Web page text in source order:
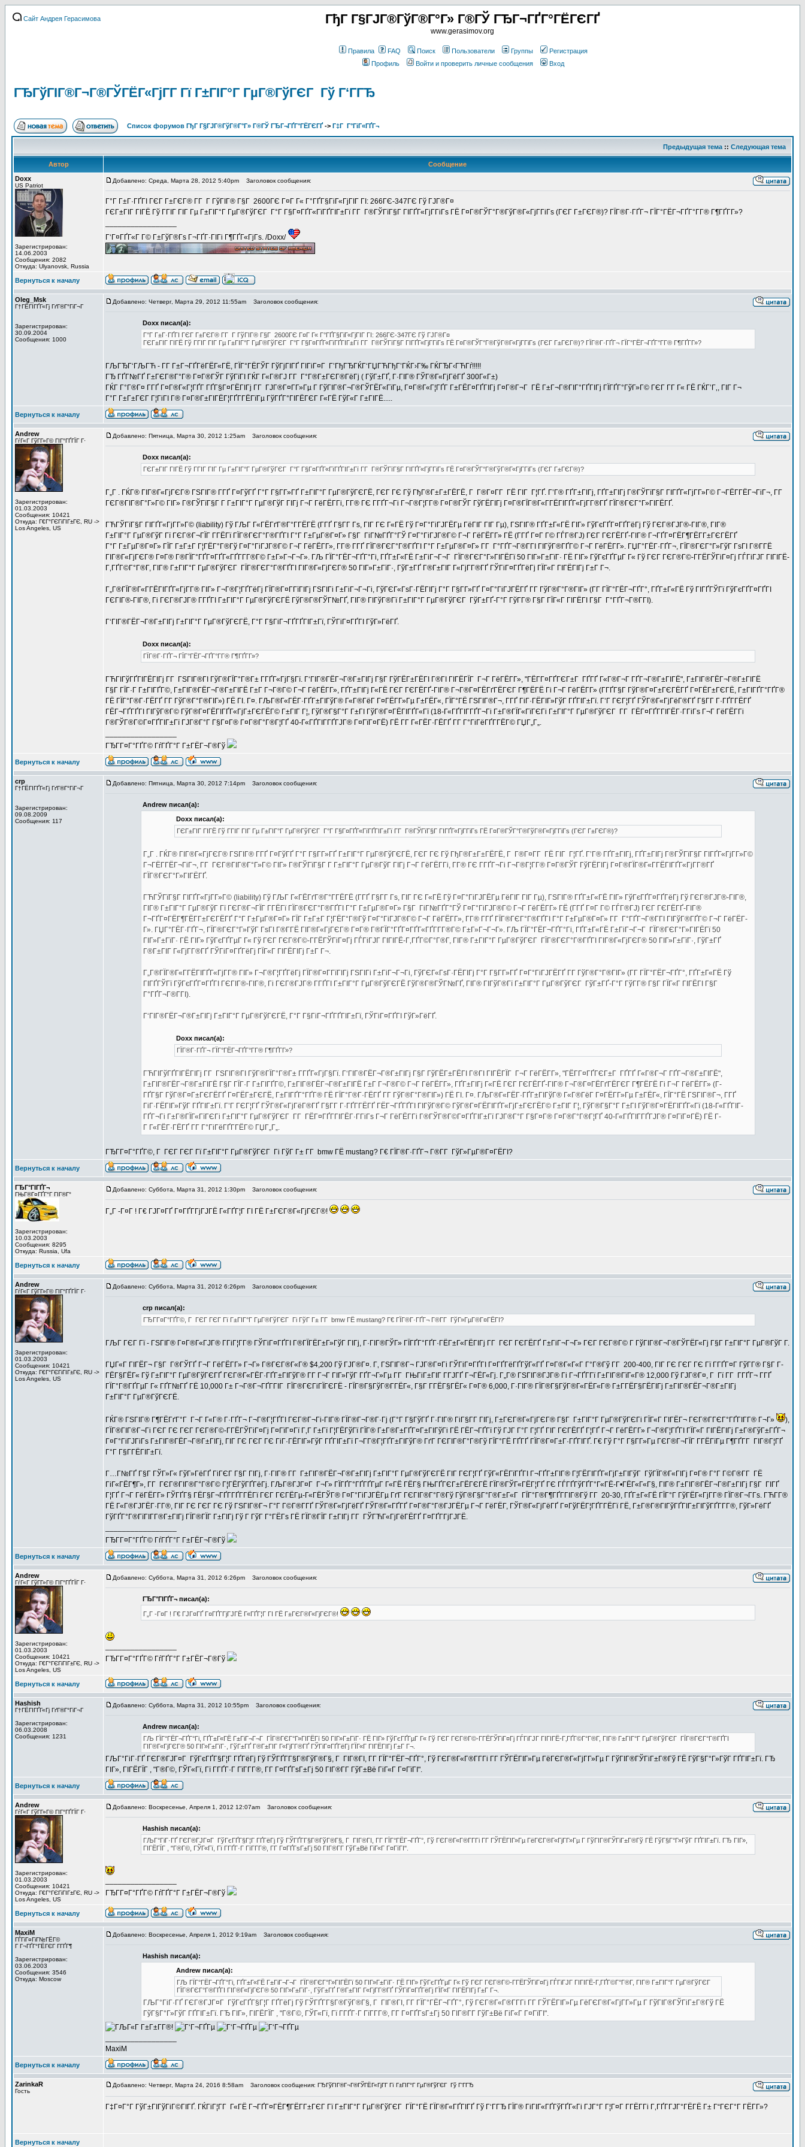
Сайт Андрея Герасимова ГђГ Г§ГЈГ®ГўГ®Г°Г» Г®ГЎ ГЂГ¬ГҐГ°ГЁГЄГҐ
www.gerasimov.org
Правила FAQ Поиск Пользователи Группы
Регистрация
Профиль
Войти и проверить личные сообщения Вход
ГЂГўГІГ®Г¬Г®ГЎГЁГ«ГјГ­Г Гї Г±ГІГ°Г ГµГ®ГўГЄГ Гў Г‘ГГЂ
Список форумов ГђГ Г§ГЈГ®ГўГ®Г°Г» Г®ГЎ ГЂГ¬ГҐГ°ГЁГЄГҐ-> Г‡Г Г°ГіГ«ГҐГ¬
Предыдущая тема :: Следующая тема
Автор
Сообщение
Doxx
US Patriot
Зарегистрирован:
14.06.2003
Сообщения: 2082
Откуда: Ulyanovsk, Russia
Добавлено: Среда, Марта 28, 2012 5:40pm Заголовок сообщения:
Г°Г Г±Г·ГҐГІ ГЄГ Г±ГЄГ® Г­Г Г ГўГІГ® Г§Г 2600ГЄ Г¤Г Г« Г°ГҐГ§ГіГ«ГјГІГ ГІ: 266ГЄ-347ГЄ Гў ГЈГ®Г¤
ГЄГ±ГІГ ГІГЁ Гў ГГІГ ГІГ Гµ Г±ГІГ°Г ГµГ®ГўГЄГ Г°Г Г§Г¤ГҐГ«ГїГҐГІГ±Гї Г­Г Г®ГЎГїГ§Г ГІГҐГ«ГјГ­ГіГѕ ГЁ Г¤Г®ГЎГ°Г®ГўГ®Г«ГјГ­ГіГѕ (ГЄГ Г±ГЄГ®)? ГЇГ®Г·ГҐГ¬ ГЇГ°ГЁГ¬ГҐГ°Г­Г® Г¶ГҐГ­Г»?
Г‘Г¤ГҐГ«Г Г© Г±ГўГ®Гѕ Г¬ГҐГ·ГІГі Г¶ГҐГ«ГјГѕ. /Doxx/
Вернуться к началу
Oleg_Msk
Г†ГЁГІГҐГ«Гј ГґГ®Г°ГіГ¬Г
Зарегистрирован:
30.09.2004
Сообщения: 1000
Добавлено: Четверг, Марта 29, 2012 11:55am Заголовок сообщения:
Doxx писал(а):
Г°Г Г±Г·ГҐГІ ГЄГ Г±ГЄГ® Г­Г Г ГўГІГ® Г§Г 2600ГЄ Г¤Г Г« Г°ГҐГ§ГіГ«ГјГІГ ГІ: 266ГЄ-347ГЄ Гў ГЈГ®Г¤
ГЄГ±ГІГ ГІГЁ Гў ГГІГ ГІГ Гµ Г±ГІГ°Г ГµГ®ГўГЄГ Г°Г Г§Г¤ГҐГ«ГїГҐГІГ±Гї Г­Г Г®ГЎГїГ§Г ГІГҐГ«ГјГ­ГіГѕ ГЁ Г¤Г®ГЎГ°Г®ГўГ®Г«ГјГ­ГіГѕ (ГЄГ Г±ГЄГ®)? ГЇГ®Г·ГҐГ¬ ГЇГ°ГЁГ¬ГҐГ°Г­Г® Г¶ГҐГ­Г»?
ГЉГЂГ‘ГЉГЋ - Г­Г Г±Г¬ГҐГёГЁГ«ГЁ, ГЇГ°ГЁГЎГ ГўГјГІГҐ ГІГіГ¤Г Г’ГђГЂГЌГ‘ГЏГЋГђГ’ГЌГ›Г‰ ГЌГЂГ‹ГЋГѓ!!!!!
ГЂ ГҐГ№ГҐ Г±ГЄГ®Г°Г® Г¤Г®ГЎГ ГўГїГІ ГЌГ Г«Г®ГЈ Г­Г Г°Г®Г±ГЄГ®ГёГј ( ГўГ±ГҐ, Г·ГІГ® ГЎГ®Г«ГјГёГҐ 300Г«Г±)
ГЌГ Г°Г®Г¤ Г­ГҐ Г¤Г®Г«Г¦ГҐГ­ ГҐГ§Г¤ГЁГІГј Г­Г ГЈГ®Г¤Г­Г»Гµ Г ГўГІГ®Г¬Г®ГЎГЁГ«ГїГµ, Г¤Г®Г«Г¦ГҐГ­ Г±ГЁГ¤ГҐГІГј Г¤Г®Г¬Г ГЁ Г±Г¬Г®ГІГ°ГҐГІГј ГЇГҐГ°ГўГ»Г© ГЄГ Г­Г Г« ГЁ ГЌГ’Г‚, ГІГ Г¬
Г°Г Г±Г±ГЄГ Г¦ГіГІ Г® Г¤Г®Г±ГІГЁГ¦ГҐГ­ГЁГїГµ ГўГҐГ°ГІГЁГЄГ Г«ГЁ ГўГ«Г Г±ГІГЁ.....
Вернуться к началу
Andrew
ГѓГ«Г ГўГ­Г»Г© ГІГ°ГҐГЇГ Г·
Зарегистрирован:
01.03.2003
Сообщения: 10421
Откуда: Г€Г°ГЄГіГІГ±ГЄ, RU ->
Los Angeles, US
Добавлено: Пятница, Марта 30, 2012 1:25am Заголовок сообщения:
Doxx писал(а):
ГЄГ±ГІГ ГІГЁ Гў ГГІГ ГІГ Гµ Г±ГІГ°Г ГµГ®ГўГЄГ Г°Г Г§Г¤ГҐГ«ГїГҐГІГ±Гї Г­Г Г®ГЎГїГ§Г ГІГҐГ«ГјГ­ГіГѕ ГЁ Г¤Г®ГЎГ°Г®ГўГ®Г«ГјГ­ГіГѕ (ГЄГ Г±ГЄГ®)?
Г„Г . ГЌГ® ГІГ®Г«ГјГЄГ® ГЅГІГ® Г­ГҐ Г¤ГўГҐ Г°Г Г§Г­Г»ГҐ Г±ГІГ°Г ГµГ®ГўГЄГЁ, ГЄГ ГЄ Гў ГђГ®Г±Г±ГЁГЁ, Г Г®Г¤Г­Г ГЁ ГІГ Г¦ГҐ. Г’Г® ГҐГ±ГІГј, ГҐГ±ГІГј Г®ГЎГїГ§Г ГІГҐГ«ГјГ­Г»Г© Г¬ГЁГ­ГЁГ¬ГіГ¬, Г­Г
ГЄГ®ГІГ®Г°Г»Г© ГІГ» Г®ГЎГїГ§Г Г­ Г±ГІГ°Г ГµГ®ГўГ ГІГј Г¬Г ГёГЁГ­Гі, Г­Г® ГЄ Г­ГҐГ¬Гі Г¬Г®Г¦Г­Г® Г¤Г®ГЎГ ГўГЁГІГј Г¤Г®ГЇГ®Г«Г­ГЁГІГҐГ«ГјГ­Г®ГҐ ГЇГ®ГЄГ°Г»ГІГЁГҐ.
ГЋГЎГїГ§Г ГІГҐГ«ГјГ­Г»Г© (liability) Гў ГЉГ Г«ГЁГґГ®Г°Г­ГЁГЁ (Г­ГҐ Г§Г­Г Гѕ, ГІГ ГЄ Г«ГЁ Гў Г¤Г°ГіГЈГЁГµ ГёГІГ ГІГ Гµ), ГЅГІГ® ГҐГ±Г«ГЁ ГІГ» ГўГєГҐГ¤ГҐГёГј Гў ГЄГ®ГЈГ®-ГІГ®, ГІГ®
Г±ГІГ°Г ГµГ®ГўГ Гї ГЄГ®Г¬ГЇГ Г­ГЁГї ГЇГ®ГЄГ°Г®ГҐГІ Г°Г Г±ГµГ®Г¤Г» Г§Г ГіГ№ГҐГ°ГЎ Г¤Г°ГіГЈГ®Г© Г¬Г ГёГЁГ­Г» ГЁ (Г­ГҐ Г¤Г Г© ГЃГ®ГЈ) ГЄГ ГЄГЁГҐ-ГІГ® Г¬ГҐГ¤ГЁГ¶ГЁГ­Г±ГЄГЁГҐ
Г°Г Г±ГµГ®Г¤Г» ГЇГ Г±Г±Г Г¦ГЁГ°Г®Гў Г¤Г°ГіГЈГ®Г© Г¬Г ГёГЁГ­Г», Г­Г® Г­ГҐ ГЇГ®ГЄГ°Г®ГҐГІ Г°Г Г±ГµГ®Г¤Г» Г­Г Г°ГҐГ¬Г®Г­ГІ ГІГўГ®ГҐГ© Г¬Г ГёГЁГ­Г». ГЏГ°ГЁГ·ГҐГ¬, ГЇГ®ГЄГ°Г»ГўГ ГѕГІ Г®Г­ГЁ
ГІГ®Г«ГјГЄГ® Г¤Г® Г®ГЇГ°ГҐГ¤ГҐГ«ГҐГ­Г­Г®Г© Г±Г»Г¬Г¬Г». ГЉ ГЇГ°ГЁГ¬ГҐГ°Гі, ГҐГ±Г«ГЁ Г±ГіГ¬Г¬Г ГЇГ®ГЄГ°Г»ГІГЁГї 50 ГІГ»Г±ГїГ· ГЁ ГІГ» ГўГєГҐГµГ Г« Гў ГЄГ ГЄГ®Г©-Г­ГЁГЎГіГ¤Гј ГЃГіГЈГ ГІГІГЁ-
Г‚ГҐГ©Г°Г®Г­, ГІГ® Г±ГІГ°Г ГµГ®ГўГЄГ ГЇГ®ГЄГ°Г®ГҐГІ ГІГ®Г«ГјГЄГ® 50 ГІГ»Г±ГїГ·, ГўГ±ГҐ Г®Г±ГІГ Г«ГјГ­Г®ГҐ ГЎГіГ¤ГҐГёГј ГЇГ«Г ГІГЁГІГј Г±Г Г¬.
Г„Г®ГЇГ®Г«Г­ГЁГІГҐГ«ГјГ­Г® ГІГ» Г¬Г®Г¦ГҐГёГј ГЇГ®Г¤Г­ГїГІГј ГЅГІГі Г±ГіГ¬Г¬Гі, ГўГЄГ«ГѕГ·ГЁГІГј Г°Г Г§Г­Г»ГҐ Г¤Г°ГіГЈГЁГҐ Г­Г ГўГ®Г°Г®ГІГ» (Г­Г ГЇГ°ГЁГ¬ГҐГ°, ГҐГ±Г«ГЁ Гў ГІГҐГЎГї ГўГєГҐГ¤ГҐГІ
ГЄГІГ®-ГІГ®, Гі ГЄГ®ГЈГ® Г­ГҐГІ Г±ГІГ°Г ГµГ®ГўГЄГЁ ГўГ®Г®ГЎГ№ГҐ, ГІГ® ГІГўГ®Гї Г±ГІГ°Г ГµГ®ГўГЄГ ГўГ±ГҐ-Г°Г ГўГ­Г® Г§Г ГЇГ«Г ГІГЁГІ Г§Г Г°ГҐГ¬Г®Г­ГІ).
Г‘ГІГ®ГЁГ¬Г®Г±ГІГј Г±ГІГ°Г ГµГ®ГўГЄГЁ, Г°Г Г§ГіГ¬ГҐГҐГІГ±Гї, ГЎГіГ¤ГҐГІ ГўГ»ГёГҐ.
Doxx писал(а):
ГЇГ®Г·ГҐГ¬ ГЇГ°ГЁГ¬ГҐГ°Г­Г® Г¶ГҐГ­Г»?
ГЋГІГўГҐГІГЁГІГј Г­Г ГЅГІГ®ГІ ГўГ®ГЇГ°Г®Г± Г­ГҐГ«ГјГ§Гї. Г‘ГІГ®ГЁГ¬Г®Г±ГІГј Г§Г ГўГЁГ±ГЁГІ Г®ГІ ГІГЁГЇГ Г¬Г ГёГЁГ­Г», "ГЁГ­Г¤ГҐГЄГ±Г ГҐГҐ Г«Г®Г¬Г ГҐГ¬Г®Г±ГІГЁ", Г±ГІГ®ГЁГ¬Г®Г±ГІГЁ
Г§Г ГЇГ·Г Г±ГІГҐГ©, Г±ГІГ®ГЁГ¬Г®Г±ГІГЁ Г±Г Г¬Г®Г© Г¬Г ГёГЁГ­Г», ГҐГ±ГІГј Г«ГЁ ГЄГ ГЄГЁГҐ-ГІГ® Г¬Г®Г¤ГЁГґГЁГЄГ Г¶ГЁГЁ Гі Г¬Г ГёГЁГ­Г» (Г­ГҐГ§Г ГўГ®Г¤Г±ГЄГЁГҐ Г¤ГЁГ±ГЄГЁ, Г±ГІГҐГ°ГҐГ®
ГЁ ГЇГ°Г®Г·ГЁГҐ Г­Г ГўГ®Г°Г®ГІГ») ГЁ ГІ. Г¤. ГЉГ®Г«ГЁГ·ГҐГ±ГІГўГ® Г«Г®ГёГ Г¤ГЁГ­Г»Гµ Г±ГЁГ«, ГЇГ°ГЁ ГЅГІГ®Г¬, Г­ГҐ ГіГ·ГЁГІГ»ГўГ ГҐГІГ±Гї. Г’Г ГЄГ¦ГҐ ГЎГ®Г«ГјГёГ®ГҐ Г§Г­Г Г·ГҐГ­ГЁГҐ
ГЁГ¬ГҐГҐГІ ГІГўГ®Г© ГўГ®Г¤ГЁГІГҐГ«ГјГ±ГЄГЁГ© Г±ГІГ Г¦, ГўГ®Г§Г°Г Г±ГІ ГўГ®Г¤ГЁГІГҐГ«Гї (18-Г«ГҐГІГ­ГҐГ¬Гі Г±Г®ГЇГ«ГїГЄГі Г±ГІГ°Г ГµГ®ГўГЄГ Г­Г ГЁГ¤ГҐГ­ГІГЁГ·Г­ГіГѕ Г¬Г ГёГЁГ­Гі
Г®ГЎГ®Г©Г¤ГҐГІГ±Гї ГЈГ®Г°Г Г§Г¤Г® Г¤Г®Г°Г®Г¦ГҐ 40-Г«ГҐГІГ­ГҐГЈГ® Г¤ГїГ¤ГЁ) ГЁ Г­Г Г«ГЁГ·ГЁГҐ Г­Г Г°ГіГёГҐГ­ГЁГ© ГЏГ„Г„.
ГЂГ­Г¤Г°ГҐГ© ГѓГҐГ°Г Г±ГЁГ¬Г®Гў
Вернуться к началу
crp
Г†ГЁГІГҐГ«Гј ГґГ®Г°ГіГ¬Г
Зарегистрирован:
09.08.2009
Сообщения: 117
Добавлено: Пятница, Марта 30, 2012 7:14pm Заголовок сообщения:
Andrew писал(а):
Doxx писал(а):
ГЄГ±ГІГ ГІГЁ Гў ГГІГ ГІГ Гµ Г±ГІГ°Г ГµГ®ГўГЄГ Г°Г Г§Г¤ГҐГ«ГїГҐГІГ±Гї Г­Г Г®ГЎГїГ§Г ГІГҐГ«ГјГ­ГіГѕ ГЁ Г¤Г®ГЎГ°Г®ГўГ®Г«ГјГ­ГіГѕ (ГЄГ Г±ГЄГ®)?
Г„Г . ГЌГ® ГІГ®Г«ГјГЄГ® ГЅГІГ® Г­ГҐ Г¤ГўГҐ Г°Г Г§Г­Г»ГҐ Г±ГІГ°Г ГµГ®ГўГЄГЁ, ГЄГ ГЄ Гў ГђГ®Г±Г±ГЁГЁ, Г Г®Г¤Г­Г ГЁ ГІГ Г¦ГҐ. Г’Г® ГҐГ±ГІГј, ГҐГ±ГІГј Г®ГЎГїГ§Г ГІГҐГ«ГјГ­Г»Г©
Г¬ГЁГ­ГЁГ¬ГіГ¬, Г­Г ГЄГ®ГІГ®Г°Г»Г© ГІГ» Г®ГЎГїГ§Г Г­ Г±ГІГ°Г ГµГ®ГўГ ГІГј Г¬Г ГёГЁГ­Гі, Г­Г® ГЄ Г­ГҐГ¬Гі Г¬Г®Г¦Г­Г® Г¤Г®ГЎГ ГўГЁГІГј Г¤Г®ГЇГ®Г«Г­ГЁГІГҐГ«ГјГ­Г®ГҐ
ГЇГ®ГЄГ°Г»ГІГЁГҐ.
ГЋГЎГїГ§Г ГІГҐГ«ГјГ­Г»Г© (liability) Гў ГЉГ Г«ГЁГґГ®Г°Г­ГЁГЁ (Г­ГҐ Г§Г­Г Гѕ, ГІГ ГЄ Г«ГЁ Гў Г¤Г°ГіГЈГЁГµ ГёГІГ ГІГ Гµ), ГЅГІГ® ГҐГ±Г«ГЁ ГІГ» ГўГєГҐГ¤ГҐГёГј Гў ГЄГ®ГЈГ®-ГІГ®,
ГІГ® Г±ГІГ°Г ГµГ®ГўГ Гї ГЄГ®Г¬ГЇГ Г­ГЁГї ГЇГ®ГЄГ°Г®ГҐГІ Г°Г Г±ГµГ®Г¤Г» Г§Г ГіГ№ГҐГ°ГЎ Г¤Г°ГіГЈГ®Г© Г¬Г ГёГЁГ­Г» ГЁ (Г­ГҐ Г¤Г Г© ГЃГ®ГЈ) ГЄГ ГЄГЁГҐ-ГІГ®
Г¬ГҐГ¤ГЁГ¶ГЁГ­Г±ГЄГЁГҐ Г°Г Г±ГµГ®Г¤Г» ГЇГ Г±Г±Г Г¦ГЁГ°Г®Гў Г¤Г°ГіГЈГ®Г© Г¬Г ГёГЁГ­Г», Г­Г® Г­ГҐ ГЇГ®ГЄГ°Г®ГҐГІ Г°Г Г±ГµГ®Г¤Г» Г­Г Г°ГҐГ¬Г®Г­ГІ ГІГўГ®ГҐГ© Г¬Г ГёГЁГ­
Г». ГЏГ°ГЁГ·ГҐГ¬, ГЇГ®ГЄГ°Г»ГўГ ГѕГІ Г®Г­ГЁ ГІГ®Г«ГјГЄГ® Г¤Г® Г®ГЇГ°ГҐГ¤ГҐГ«ГҐГ­Г­Г®Г© Г±Г»Г¬Г¬Г». ГЉ ГЇГ°ГЁГ¬ГҐГ°Гі, ГҐГ±Г«ГЁ Г±ГіГ¬Г¬Г ГЇГ®ГЄГ°Г»ГІГЁГї 50
ГІГ»Г±ГїГ· ГЁ ГІГ» ГўГєГҐГµГ Г« Гў ГЄГ ГЄГ®Г©-Г­ГЁГЎГіГ¤Гј ГЃГіГЈГ ГІГІГЁ-Г‚ГҐГ©Г°Г®Г­, ГІГ® Г±ГІГ°Г ГµГ®ГўГЄГ ГЇГ®ГЄГ°Г®ГҐГІ ГІГ®Г«ГјГЄГ® 50 ГІГ»Г±ГїГ·, ГўГ±ГҐ
Г®Г±ГІГ Г«ГјГ­Г®ГҐ ГЎГіГ¤ГҐГёГј ГЇГ«Г ГІГЁГІГј Г±Г Г¬.
Г„Г®ГЇГ®Г«Г­ГЁГІГҐГ«ГјГ­Г® ГІГ» Г¬Г®Г¦ГҐГёГј ГЇГ®Г¤Г­ГїГІГј ГЅГІГі Г±ГіГ¬Г¬Гі, ГўГЄГ«ГѕГ·ГЁГІГј Г°Г Г§Г­Г»ГҐ Г¤Г°ГіГЈГЁГҐ Г­Г ГўГ®Г°Г®ГІГ» (Г­Г ГЇГ°ГЁГ¬ГҐГ°, ГҐГ±Г«ГЁ Гў
ГІГҐГЎГї ГўГєГҐГ¤ГҐГІ ГЄГІГ®-ГІГ®, Гі ГЄГ®ГЈГ® Г­ГҐГІ Г±ГІГ°Г ГµГ®ГўГЄГЁ ГўГ®Г®ГЎГ№ГҐ, ГІГ® ГІГўГ®Гї Г±ГІГ°Г ГµГ®ГўГЄГ ГўГ±ГҐ-Г°Г ГўГ­Г® Г§Г ГЇГ«Г ГІГЁГІ Г§Г
Г°ГҐГ¬Г®Г­ГІ).
Г‘ГІГ®ГЁГ¬Г®Г±ГІГј Г±ГІГ°Г ГµГ®ГўГЄГЁ, Г°Г Г§ГіГ¬ГҐГҐГІГ±Гї, ГЎГіГ¤ГҐГІ ГўГ»ГёГҐ.
Doxx писал(а):
ГЇГ®Г·ГҐГ¬ ГЇГ°ГЁГ¬ГҐГ°Г­Г® Г¶ГҐГ­Г»?
ГЋГІГўГҐГІГЁГІГј Г­Г ГЅГІГ®ГІ ГўГ®ГЇГ°Г®Г± Г­ГҐГ«ГјГ§Гї. Г‘ГІГ®ГЁГ¬Г®Г±ГІГј Г§Г ГўГЁГ±ГЁГІ Г®ГІ ГІГЁГЇГ Г¬Г ГёГЁГ­Г», "ГЁГ­Г¤ГҐГЄГ±Г ГҐГҐ Г«Г®Г¬Г ГҐГ¬Г®Г±ГІГЁ",
Г±ГІГ®ГЁГ¬Г®Г±ГІГЁ Г§Г ГЇГ·Г Г±ГІГҐГ©, Г±ГІГ®ГЁГ¬Г®Г±ГІГЁ Г±Г Г¬Г®Г© Г¬Г ГёГЁГ­Г», ГҐГ±ГІГј Г«ГЁ ГЄГ ГЄГЁГҐ-ГІГ® Г¬Г®Г¤ГЁГґГЁГЄГ Г¶ГЁГЁ Гі Г¬Г ГёГЁГ­Г» (Г­
ГҐГ§Г ГўГ®Г¤Г±ГЄГЁГҐ Г¤ГЁГ±ГЄГЁ, Г±ГІГҐГ°ГҐГ® ГЁ ГЇГ°Г®Г·ГЁГҐ Г­Г ГўГ®Г°Г®ГІГ») ГЁ ГІ. Г¤. ГЉГ®Г«ГЁГ·ГҐГ±ГІГўГ® Г«Г®ГёГ Г¤ГЁГ­Г»Гµ Г±ГЁГ«, ГЇГ°ГЁ ГЅГІГ®Г¬, Г­ГҐ
ГіГ·ГЁГІГ»ГўГ ГҐГІГ±Гї. Г’Г ГЄГ¦ГҐ ГЎГ®Г«ГјГёГ®ГҐ Г§Г­Г Г·ГҐГ­ГЁГҐ ГЁГ¬ГҐГҐГІ ГІГўГ®Г© ГўГ®Г¤ГЁГІГҐГ«ГјГ±ГЄГЁГ© Г±ГІГ Г¦, ГўГ®Г§Г°Г Г±ГІ ГўГ®Г¤ГЁГІГҐГ«Гї (18-Г«ГҐГІГ­
ГҐГ¬Гі Г±Г®ГЇГ«ГїГЄГі Г±ГІГ°Г ГµГ®ГўГЄГ Г­Г ГЁГ¤ГҐГ­ГІГЁГ·Г­ГіГѕ Г¬Г ГёГЁГ­Гі Г®ГЎГ®Г©Г¤ГҐГІГ±Гї ГЈГ®Г°Г Г§Г¤Г® Г¤Г®Г°Г®Г¦ГҐ 40-Г«ГҐГІГ­ГҐГЈГ® Г¤ГїГ¤ГЁ) ГЁ Г­
Г Г«ГЁГ·ГЁГҐ Г­Г Г°ГіГёГҐГ­ГЁГ© ГЏГ„Г„.
ГЂГ­Г¤Г°ГҐГ©, Г ГЄГ ГЄГ Гї Г±ГІГ°Г ГµГ®ГўГЄГ Гі ГўГ Г± Г­Г bmw ГЁ mustang? Г€ ГЇГ®Г·ГҐГ¬ Г®Г­Г ГўГ»ГµГ®Г¤ГЁГІ?
Вернуться к началу
ГЂГ°ГІГҐГ¬
ГЊГ®Г¤ГҐГ°Г ГІГ®Г°
Зарегистрирован:
10.03.2003
Сообщения: 8295
Откуда: Russia, Ufa
Добавлено: Суббота, Марта 31, 2012 1:30pm Заголовок сообщения:
Г„Г -Г¤Г ! Г€ ГЈГ¤ГҐ Г¤ГҐГ­ГјГЈГЁ Г«ГҐГ¦Г ГІ ГЁ Г±ГЄГ®Г«ГјГЄГ®!
Вернуться к началу
Andrew
ГѓГ«Г ГўГ­Г»Г© ГІГ°ГҐГЇГ Г·
Зарегистрирован:
01.03.2003
Сообщения: 10421
Откуда: Г€Г°ГЄГіГІГ±ГЄ, RU ->
Los Angeles, US
Добавлено: Суббота, Марта 31, 2012 6:26pm Заголовок сообщения:
crp писал(а):
ГЂГ­Г¤Г°ГҐГ©, Г ГЄГ ГЄГ Гї Г±ГІГ°Г ГµГ®ГўГЄГ Гі ГўГ Г± Г­Г bmw ГЁ mustang? Г€ ГЇГ®Г·ГҐГ¬ Г®Г­Г ГўГ»ГµГ®Г¤ГЁГІ?
ГЉГ ГЄГ Гї - ГЅГІГ® Г¤Г®Г«ГЈГ® Г­ГіГ¦Г­Г® ГЎГіГ¤ГҐГІ Г®ГЇГЁГ±Г»ГўГ ГІГј, Г·ГІГ®ГЎГ» ГЇГҐГ°ГҐГ·ГЁГ±Г«ГЁГІГј Г­Г ГЄГ ГЄГЁГҐ Г±ГіГ¬Г¬Г» ГЄГ ГЄГ®Г© Г ГўГІГ®Г¬Г®ГЎГЁГ«Гј Г§Г Г±ГІГ°Г ГµГ®ГўГ Г­.
ГЏГ«Г ГІГЁГ¬ Г§Г Г®ГЎГҐ Г¬Г ГёГЁГ­Г» Г¬Г» Г®ГЄГ®Г«Г® $4,200 Гў ГЈГ®Г¤. Г‚ ГЅГІГ®Г¬ ГЈГ®Г¤Гі ГЎГіГ¤ГҐГІ Г¤ГҐГёГҐГўГ«ГҐ Г¤Г®Г«Г«Г Г°Г®Гў Г­Г 200-400, ГІГ ГЄ ГЄГ ГЄ Гї Г­ГҐГ¤Г ГўГ­Г® Г§Г Г­
ГЁГ§ГЁГ« Гў Г±ГІГ°Г ГµГ®ГўГЄГҐ ГЄГ®Г«ГЁГ·ГҐГ±ГІГўГ® Г­Г Г¬Г ГІГ»ГўГ ГҐГ¬Г»Гµ Г­Г ГЊГіГ±ГІГ Г­ГЈГҐ Г¬ГЁГ«Гј. Г„Г® ГЅГІГ®ГЈГ® Гі Г¬ГҐГ­Гї Г±ГІГ®ГїГ«Г® 12,000 Гў ГЈГ®Г¤, Г Гї Г­Г Г­ГҐГ¬ Г­ГҐ
ГЇГ°Г®ГҐГµГ Г« ГҐГ№ГҐ ГЁ 10,000 Г± Г¬Г®Г¬ГҐГ­ГІГ ГЇГ®ГЄГіГЇГЄГЁ - ГЇГ®Г§ГўГ®Г­ГЁГ«, Г§Г Г­ГЁГ§ГЁГ« Г¤Г® 6,000, Г·ГІГ® ГЇГ®Г§ГўГ®Г«ГЁГ«Г® Г±Г­ГЁГ§ГЁГІГј Г±ГІГ®ГЁГ¬Г®Г±ГІГј
Г±ГІГ°Г ГµГ®ГўГЄГЁ.
ГЌГ® ГЅГІГ® Г¶ГЁГґГ°Г Г¬Г Г«Г® Г·ГҐГ¬ Г¬Г®Г¦ГҐГІ ГЄГ®Г¬Гі-ГІГ® ГЇГ®Г¬Г®Г·Гј (Г°Г Г§ГўГҐ Г·ГІГ® ГіГ§Г­Г ГІГј, Г±ГЄГ®Г«ГјГЄГ® Г§Г Г±ГІГ°Г ГµГ®ГўГЄГі ГЇГ«Г ГІГЁГ¬ ГЄГ®Г­ГЄГ°ГҐГІГ­Г® Г¬Г»
),
ГЇГ®ГІГ®Г¬Гі ГЄГ ГЄ ГЄГ ГЄГ®Г©-Г­ГЁГЎГіГ¤Гј Г¤ГїГ¤Гї Г‚Г Г±Гї Г¦ГЁГўГї ГЇГ® Г±Г®Г±ГҐГ¤Г±ГІГўГі ГЁ ГЁГ¬ГҐГї Гў ГЈГ Г°Г Г¦ГҐ ГІГ ГЄГЁГҐ Г¦ГҐ Г¬Г ГёГЁГ­Г» Г¬Г®Г¦ГҐГІ ГЇГ«Г ГІГЁГІГј Г±Г®ГўГ±ГҐГ¬
Г¤Г°ГіГЈГіГѕ Г±ГІГ®ГЁГ¬Г®Г±ГІГј, ГІГ ГЄ ГЄГ ГЄ ГіГ·ГЁГІГ»ГўГ ГҐГІГ±Гї Г¬Г­Г®Г¦ГҐГ±ГІГўГ® ГґГ ГЄГІГ®Г°Г®Гў ГЇГ°ГЁ ГҐГҐ ГЇГ®Г¤Г±Г·ГҐГІГҐ. Г€ Гў Г°Г Г§Г­Г»Гµ ГЄГ®Г¬ГЇГ Г­ГЁГїГµ Г¶ГҐГ­Г ГІГ®Г¦ГҐ
Г°Г Г§Г­ГЁГІГ±Гї.
Г…Г№ГҐ Г§Г ГЎГ»Г« ГўГ»ГёГҐ ГіГЄГ Г§Г ГІГј, Г·ГІГ® Г­Г Г±ГІГ®ГЁГ¬Г®Г±ГІГј Г±ГІГ°Г ГµГ®ГўГЄГЁ ГІГ ГЄГ¦ГҐ ГўГ«ГЁГїГҐГІ Г¬ГҐГ±ГІГ® Г¦ГЁГІГҐГ«ГјГ±ГІГўГ ГўГЇГ®Г«ГІГј Г¤Г® Г°Г Г©Г®Г­Г ГЁ
ГіГ«ГЁГ¶Г», Г­Г ГЄГ®ГІГ®Г°Г®Г© Г¦ГЁГўГҐГёГј. ГЉГ®ГЈГ¤Г Г¬Г» ГЇГҐГ°ГҐГҐГµГ Г«ГЁ ГЁГ§ ГЊГҐГЄГ±ГЁГЄГЁ ГЇГ®ГЎГ«ГЁГ¦ГҐ ГЄ ГЃГҐГўГҐГ°Г«ГЁ-Г•ГЁГ«Г«Г§, ГІГ® Г±ГІГ®ГЁГ¬Г®Г±ГІГј Г§Г ГІГҐ
Г¦ГҐ Г¬Г ГёГЁГ­Г» ГЎГҐГ§ ГЁГ§Г¬ГҐГ­ГҐГ­ГЁГї ГЄГ ГЄГЁГµ-Г«ГЁГЎГ® Г¤Г°ГіГЈГЁГµ ГґГ ГЄГІГ®Г°Г®Гў ГўГ®Г§Г°Г®Г±Г«Г ГЇГ°Г®Г¶ГҐГ­ГІГ®Гў Г­Г 20-30, ГҐГ±Г«ГЁ ГЇГ°Г ГўГЁГ«ГјГ­Г® ГЇГ®Г¬Г­Гѕ. ГЋГ­Г®
ГЁ Г«Г®ГЈГЁГ·Г­Г®, ГІГ ГЄ ГЄГ ГЄ Гў ГЅГІГ®Г¬ Г°Г Г©Г®Г­ГҐ ГЎГ®Г«ГјГёГҐ ГЎГ®Г«ГҐГҐ Г¤Г®Г°Г®ГЈГЁГµ Г¬Г ГёГЁГ­, ГЎГ®Г«ГјГёГҐ Г¤ГўГЁГ¦ГҐГ­ГЁГї ГЁ, Г±Г®Г®ГІГўГҐГІГ±ГІГўГҐГ­Г­Г®, ГўГ»ГёГҐ
ГўГҐГ°Г®ГїГІГ­Г®Г±ГІГј ГЇГ®ГЇГ Г±ГІГј Гў Г ГўГ Г°ГЁГѕ ГЁ ГЇГ®ГЇГ Г±ГІГј Г­Г ГЎГЋГ«ГјГёГЁГҐ Г¤ГҐГ­ГјГЈГЁ.
ГЂГ­Г¤Г°ГҐГ© ГѓГҐГ°Г Г±ГЁГ¬Г®Гў
Вернуться к началу
Andrew
ГѓГ«Г ГўГ­Г»Г© ГІГ°ГҐГЇГ Г·
Зарегистрирован:
01.03.2003
Сообщения: 10421
Откуда: Г€Г°ГЄГіГІГ±ГЄ, RU ->
Los Angeles, US
Добавлено: Суббота, Марта 31, 2012 6:26pm Заголовок сообщения:
ГЂГ°ГІГҐГ¬ писал(а):
Г„Г -Г¤Г ! Г€ ГЈГ¤ГҐ Г¤ГҐГ­ГјГЈГЁ Г«ГҐГ¦Г ГІ ГЁ Г±ГЄГ®Г«ГјГЄГ®!
ГЂГ­Г¤Г°ГҐГ© ГѓГҐГ°Г Г±ГЁГ¬Г®Гў
Вернуться к началу
Hashish
Г†ГЁГІГҐГ«Гј ГґГ®Г°ГіГ¬Г
Зарегистрирован:
06.03.2008
Сообщения: 1231
Добавлено: Суббота, Марта 31, 2012 10:55pm Заголовок сообщения:
Andrew писал(а):
ГЉ ГЇГ°ГЁГ¬ГҐГ°Гі, ГҐГ±Г«ГЁ Г±ГіГ¬Г¬Г ГЇГ®ГЄГ°Г»ГІГЁГї 50 ГІГ»Г±ГїГ· ГЁ ГІГ» ГўГєГҐГµГ Г« Гў ГЄГ ГЄГ®Г©-Г­ГЁГЎГіГ¤Гј ГЃГіГЈГ ГІГІГЁ-Г‚ГҐГ©Г°Г®Г­, ГІГ® Г±ГІГ°Г ГµГ®ГўГЄГ ГЇГ®ГЄГ°Г®ГҐГІ
ГІГ®Г«ГјГЄГ® 50 ГІГ»Г±ГїГ·, ГўГ±ГҐ Г®Г±ГІГ Г«ГјГ­Г®ГҐ ГЎГіГ¤ГҐГёГј ГЇГ«Г ГІГЁГІГј Г±Г Г¬.
ГЉГ°ГіГ·ГҐ ГЄГ®ГЈГ¤Г ГўГєГҐГ§Г¦Г ГҐГёГј Гў ГЎГҐГ­Г§Г®ГўГ®Г§, Г ГІГ®ГІ, Г­Г ГЇГ°ГЁГ¬ГҐГ°, Гў ГЄГ®Г«Г®Г­Г­Гі Г­Г ГЎГЁГІГ»Гµ ГёГЄГ®Г«ГјГ­Г»Гµ Г ГўГІГ®ГЎГіГ±Г®Гў ГЁ ГўГ§Г°Г»ГўГ ГҐГІГ±Гї. ГЂ
ГІГ», ГІГЁГЇГ , "Г®Г©, ГЎГ«Гї, Гї Г­ГҐГ·Г ГїГ­Г­Г®, Г­Г Г¤ГҐГѕГ±Гј 50 ГІГ®Г­Г­ ГўГ±Вё ГіГ«Г Г¤ГїГІ".
Вернуться к началу
Andrew
ГѓГ«Г ГўГ­Г»Г© ГІГ°ГҐГЇГ Г·
Зарегистрирован:
01.03.2003
Сообщения: 10421
Откуда: Г€Г°ГЄГіГІГ±ГЄ, RU ->
Los Angeles, US
Добавлено: Воскресенье, Апреля 1, 2012 12:07am Заголовок сообщения:
Hashish писал(а):
ГЉГ°ГіГ·ГҐ ГЄГ®ГЈГ¤Г ГўГєГҐГ§Г¦Г ГҐГёГј Гў ГЎГҐГ­Г§Г®ГўГ®Г§, Г ГІГ®ГІ, Г­Г ГЇГ°ГЁГ¬ГҐГ°, Гў ГЄГ®Г«Г®Г­Г­Гі Г­Г ГЎГЁГІГ»Гµ ГёГЄГ®Г«ГјГ­Г»Гµ Г ГўГІГ®ГЎГіГ±Г®Гў ГЁ ГўГ§Г°Г»ГўГ ГҐГІГ±Гї. ГЂ ГІГ»,
ГІГЁГЇГ , "Г®Г©, ГЎГ«Гї, Гї Г­ГҐГ·Г ГїГ­Г­Г®, Г­Г Г¤ГҐГѕГ±Гј 50 ГІГ®Г­Г­ ГўГ±Вё ГіГ«Г Г¤ГїГІ".
ГЂГ­Г¤Г°ГҐГ© ГѓГҐГ°Г Г±ГЁГ¬Г®Гў
Вернуться к началу
MaxiM
ГЃГіГ¤ГіГ№ГЁГ©
Г Г¬ГҐГ°ГЁГЄГ Г­ГҐГ¶
Зарегистрирован:
03.06.2003
Сообщения: 3546
Откуда: Moscow
Добавлено: Воскресенье, Апреля 1, 2012 9:19am Заголовок сообщения:
Hashish писал(а):
Andrew писал(а):
ГЉ ГЇГ°ГЁГ¬ГҐГ°Гі, ГҐГ±Г«ГЁ Г±ГіГ¬Г¬Г ГЇГ®ГЄГ°Г»ГІГЁГї 50 ГІГ»Г±ГїГ· ГЁ ГІГ» ГўГєГҐГµГ Г« Гў ГЄГ ГЄГ®Г©-Г­ГЁГЎГіГ¤Гј ГЃГіГЈГ ГІГІГЁ-Г‚ГҐГ©Г°Г®Г­, ГІГ® Г±ГІГ°Г ГµГ®ГўГЄГ
ГЇГ®ГЄГ°Г®ГҐГІ ГІГ®Г«ГјГЄГ® 50 ГІГ»Г±ГїГ·, ГўГ±ГҐ Г®Г±ГІГ Г«ГјГ­Г®ГҐ ГЎГіГ¤ГҐГёГј ГЇГ«Г ГІГЁГІГј Г±Г Г¬.
ГЉГ°ГіГ·ГҐ ГЄГ®ГЈГ¤Г ГўГєГҐГ§Г¦Г ГҐГёГј Гў ГЎГҐГ­Г§Г®ГўГ®Г§, Г ГІГ®ГІ, Г­Г ГЇГ°ГЁГ¬ГҐГ°, Гў ГЄГ®Г«Г®Г­Г­Гі Г­Г ГЎГЁГІГ»Гµ ГёГЄГ®Г«ГјГ­Г»Гµ Г ГўГІГ®ГЎГіГ±Г®Гў ГЁ
ГўГ§Г°Г»ГўГ ГҐГІГ±Гї. ГЂ ГІГ», ГІГЁГЇГ , "Г®Г©, ГЎГ«Гї, Гї Г­ГҐГ·Г ГїГ­Г­Г®, Г­Г Г¤ГҐГѕГ±Гј 50 ГІГ®Г­Г­ ГўГ±Вё ГіГ«Г Г¤ГїГІ".
MaxiM
Вернуться к началу
ZarinkaR
Гость
Добавлено: Четверг, Марта 24, 2016 8:58am Заголовок сообщения: ГЂГўГІГ®Г¬Г®ГЎГЁГ«ГјГ­Г Гї Г±ГІГ°Г ГµГ®ГўГЄГ Гў Г‘ГГЂ
Г‡Г¤Г°Г ГўГ±ГІГўГіГ©ГІГҐ. ГЌГіГ¦Г­Г Г«ГЁ Г¬ГҐГ¤ГЁГ¶ГЁГ­Г±ГЄГ Гї Г±ГІГ°Г ГµГ®ГўГЄГ ГЇГ°ГЁ ГЇГ®Г«ГҐГІГҐ Гў Г‘ГГЂ ГЇГ® ГіГІГ«ГҐГўГҐГ«Гі ГЈГ°Г Г¦Г¤Г Г­ГЁГ­Гі Г‚ГҐГ­ГЈГ°ГЁГЁ Г± Г“ГЄГ°Г ГЁГ­Г»?
Вернуться к началу